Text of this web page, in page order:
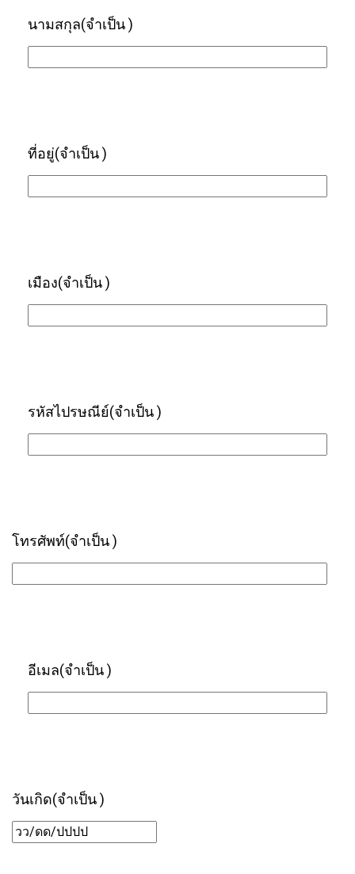
นามสกุล(จำเป็น )
ที่อยู่(จำเป็น )
เมือง(จำเป็น )
รหัสไปรษณีย์(จำเป็น )
โทรศัพท์(จำเป็น )
อีเมล(จำเป็น )
วันเกิด(จำเป็น )
DD/MM/YYYY